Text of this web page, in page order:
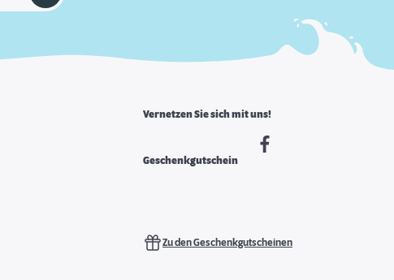
Vernetzen Sie sich mit uns!
Geschenkgutschein
Zu den Geschenkgutscheinen